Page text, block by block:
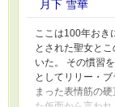
月下 雪華
ここは100年おき
とされた聖女と
いた。 その慣習
としてリリー・
まった表情筋の